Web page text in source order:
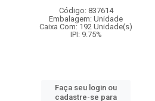
Código: 837614
Embalagem: Unidade
Caixa Com: 192 Unidade(s)
IPI: 9.75%
Faça seu login ou
cadastre-se para